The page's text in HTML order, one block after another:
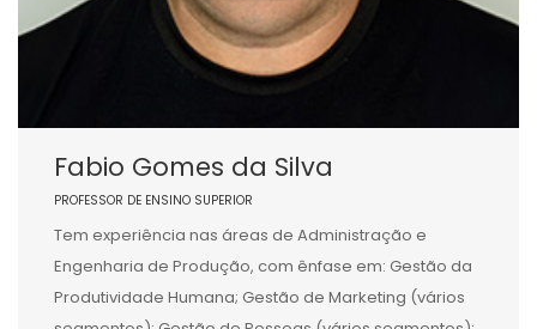
Fabio Gomes da Silva
PROFESSOR DE ENSINO SUPERIOR
Tem experiência nas áreas de Administração e
Engenharia de Produção, com ênfase em: Gestão da
Produtividade Humana; Gestão de Marketing (vários